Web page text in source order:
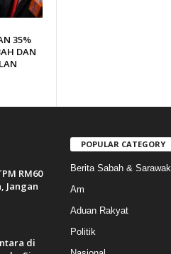
35%
DAN
RM60
Jangan
di
POPULAR CATEGORY
Berita Sabah & Sarawak
Am
Aduan Rakyat
Politik